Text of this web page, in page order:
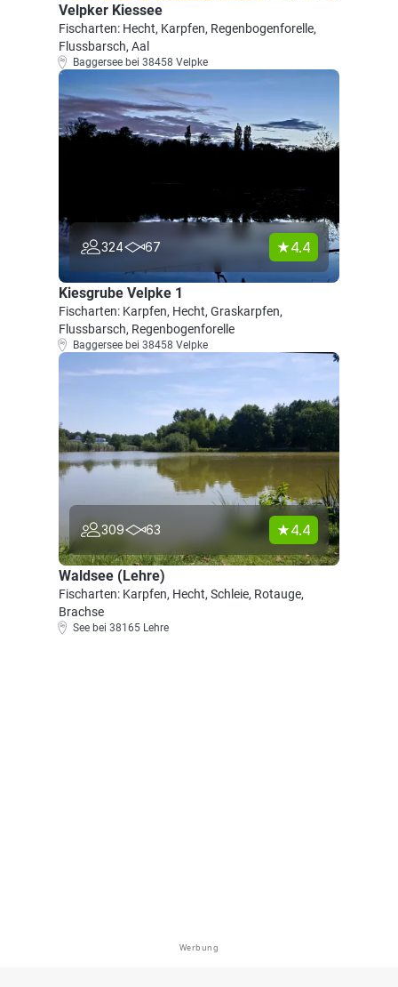
Velpker Kiessee
Fischarten: Hecht, Karpfen, Regenbogenforelle,
Flussbarsch, Aal
Baggersee bei 38458 Velpke
324 67 4.4
Kiesgrube Velpke 1
Fischarten: Karpfen, Hecht, Graskarpfen,
Flussbarsch, Regenbogenforelle
Baggersee bei 38458 Velpke
309 63 4.4
Waldsee (Lehre)
Fischarten: Karpfen, Hecht, Schleie, Rotauge,
Brachse
See bei 38165 Lehre
Werbung